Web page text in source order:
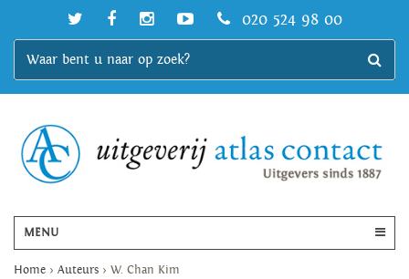
020 524 98 00
MENU
Home > Auteurs > W. Chan Kim